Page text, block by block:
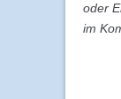
oder
im